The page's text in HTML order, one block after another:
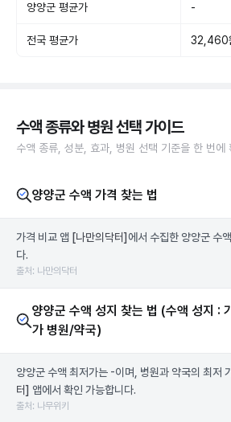
양양군 평균가 -
전국 평균가 32,460
수액 종류와 병원 선택 가이드
수액 종류, 성분, 효과, 병원 선택 기준을 한 번에
양양군 수액 가격 찾는 법
가격 비교 앱 [나만의닥터] 에서 수집한 양양군 수
다.
출처: 나만의닥터
양양군 수액 성지 찾는 법 (수액 성지 :
가 병원/약국)
양양군 수액 최저가는 -이며, 병원과 약국의 최저
터] 앱에서 확인 가능합니다.
출처: 나무위키